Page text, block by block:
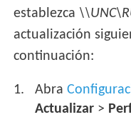
establezca
actualización
continuación:
Abra
Actualizar >